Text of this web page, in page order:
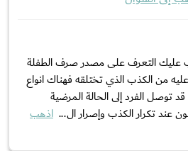
عليك التعرف على مصدر صرف الطفلة
من الكذب الذي تختلقه فهناك انواع
توصل الفرد إلى الحالة المرضية
عند تكرار الكذب وإصرار ال... اذهب